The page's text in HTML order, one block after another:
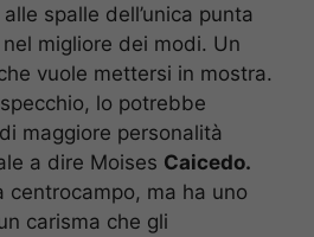
spalle dell’unica punta
migliore dei modi. Un
vuole mettersi in mostra.
lo potrebbe
maggiore personalità
a dire Moises Caicedo.
centrocampo, ma ha uno
carisma che gli